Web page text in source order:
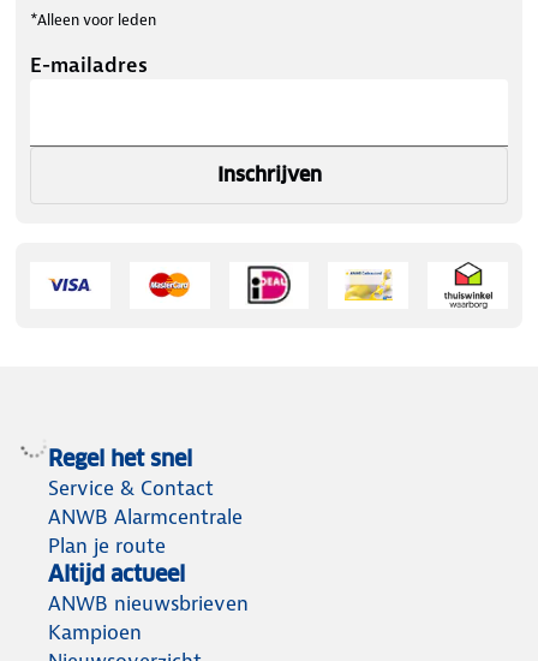
*Alleen voor leden
E-mailadres
Inschrijven
Regel het snel
Service & Contact
ANWB Alarmcentrale
Plan je route
Altijd actueel
ANWB nieuwsbrieven
Kampioen